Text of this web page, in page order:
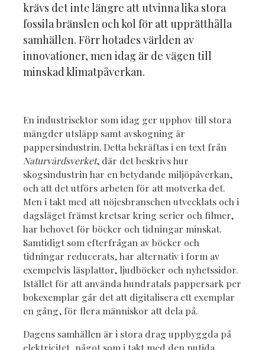
krävs det inte längre att utvinna lika stora
fossila bränslen och kol för att upprätthålla
samhällen. Förr hotades världen av
innovationer, men idag är de vägen till
minskad klimatpåverkan.
En industrisektor som idag ger upphov till stora
mängder utsläpp samt avskogning är
pappersindustrin. Detta bekräftas i en text från
Naturvårdsverket, där det beskrivs hur
skogsindustrin har en betydande miljöpåverkan,
och att det utförs arbeten för att motverka det.
Men i takt med att nöjesbranschen utvecklats och i
dagsläget främst kretsar kring serier och filmer,
har behovet för böcker och tidningar minskat.
Samtidigt som efterfrågan av böcker och
tidningar reducerats, har alternativ i form av
exempelvis läsplattor, ljudböcker och nyhetssidor.
Istället för att använda hundratals pappersark per
bokexemplar går det att digitalisera ett exemplar
en gång, för flera människor att dela på.
Dagens samhällen är i stora drag uppbyggda på
elektricitet, något som i takt med den nutida